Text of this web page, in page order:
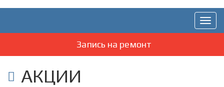
Запись на ремонт
АКЦИИ